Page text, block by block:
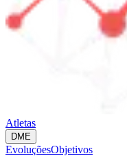
Atletas
DME
EvoluçõesObjetivos